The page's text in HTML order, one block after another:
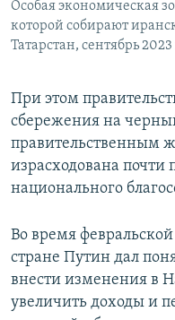
Особая экономическая
которой собирают
Татарстан, сентябрь 2023
При этом
сбережения на
правительственным
израсходована почти
национального
Во время
стране Путин дал
внести изменения в
увеличить доходы и